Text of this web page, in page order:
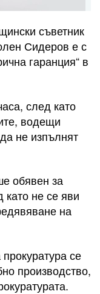
съветник
Сидеров е с
гаранция“ в
след като
водещи
не изпълнят
обявен за
не се яви
на
се
производство,